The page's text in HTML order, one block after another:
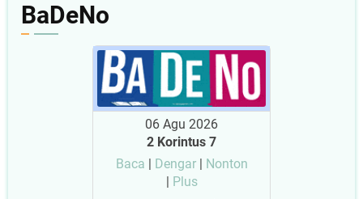
BaDeNo
06 Agu 2026
2 Korintus 7
Baca | Dengar| Nonton
| Plus